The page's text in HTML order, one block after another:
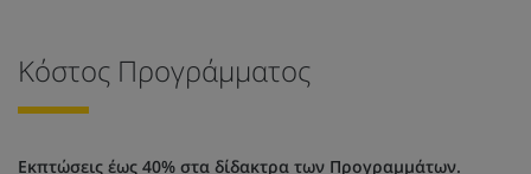
Κόστος Προγράμματος
Εκπτώσεις έως 40% στα δίδακτρα των Προγραμμάτων.